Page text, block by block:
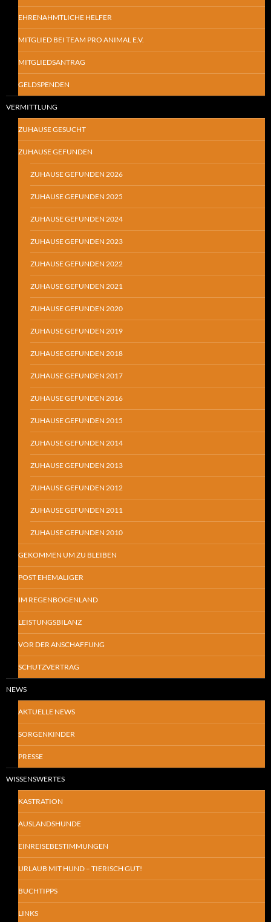
EHRENAHMTLICHE HELFER
MITGLIED BEI TEAM PRO ANIMAL E.V.
MITGLIEDSANTRAG
GELDSPENDEN
VERMITTLUNG
ZUHAUSE GESUCHT
ZUHAUSE GEFUNDEN
ZUHAUSE GEFUNDEN 2026
ZUHAUSE GEFUNDEN 2025
ZUHAUSE GEFUNDEN 2024
ZUHAUSE GEFUNDEN 2023
ZUHAUSE GEFUNDEN 2022
ZUHAUSE GEFUNDEN 2021
ZUHAUSE GEFUNDEN 2020
ZUHAUSE GEFUNDEN 2019
ZUHAUSE GEFUNDEN 2018
ZUHAUSE GEFUNDEN 2017
ZUHAUSE GEFUNDEN 2016
ZUHAUSE GEFUNDEN 2015
ZUHAUSE GEFUNDEN 2014
ZUHAUSE GEFUNDEN 2013
ZUHAUSE GEFUNDEN 2012
ZUHAUSE GEFUNDEN 2011
ZUHAUSE GEFUNDEN 2010
GEKOMMEN UM ZU BLEIBEN
POST EHEMALIGER
IM REGENBOGENLAND
LEISTUNGSBILANZ
VOR DER ANSCHAFFUNG
SCHUTZVERTRAG
NEWS
AKTUELLE NEWS
SORGENKINDER
PRESSE
WISSENSWERTES
KASTRATION
AUSLANDSHUNDE
EINREISEBESTIMMUNGEN
URLAUB MIT HUND – TIERISCH GUT!
BUCHTIPPS
LINKS